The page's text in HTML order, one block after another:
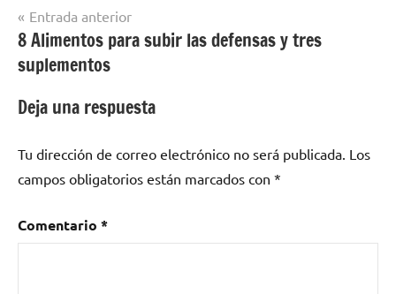
Navegación
de
entradas
Entrada anterior
8 Alimentos para subir las defensas y tres
suplementos
Deja una respuesta
Tu dirección de correo electrónico no será publicada. Los
campos obligatorios están marcados con *
Comentario *